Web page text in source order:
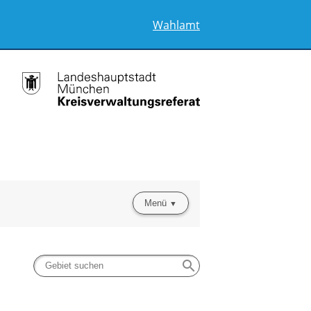
Wahlamt
Menü
search